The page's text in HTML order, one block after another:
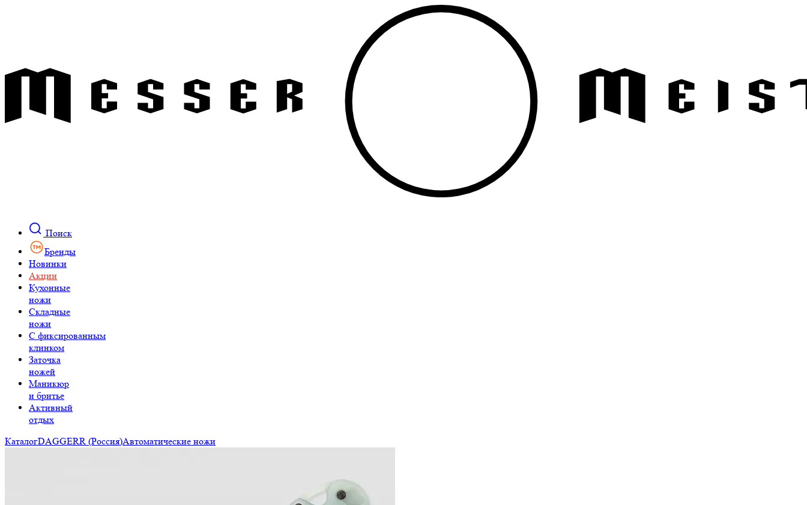
Поиск
Бренды
Новинки
Акции
Кухонные
ножи
Складные
ножи
C фиксированным
клинком
Заточка
ножей
Маникюр
и бритье
Активный
отдых
КаталогDAGGERR (Россия)Автоматические ножи